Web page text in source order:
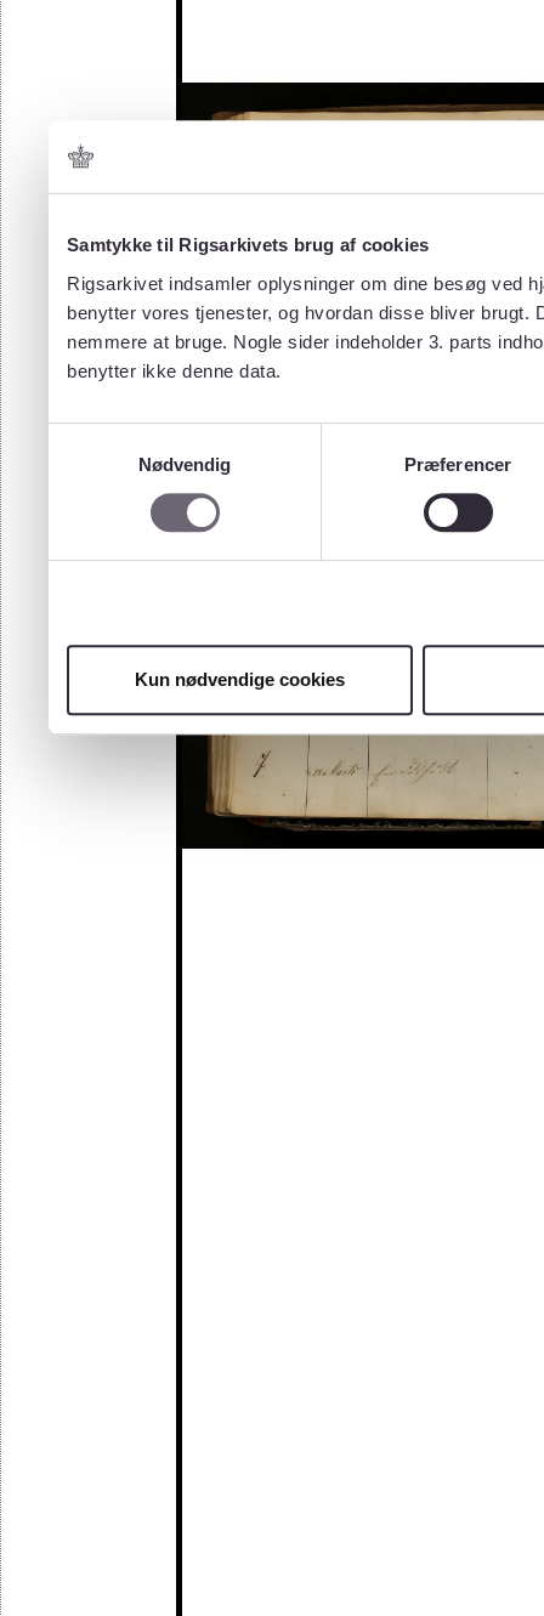
Samtykke til Rigsarkivets brug af cookies
Rigsarkivet indsamler oplysninger om dine besøg ved
benytter vores tjenester, og hvordan disse bliver
nemmere at bruge. Nogle sider indeholder 3. parts
benytter ikke denne data.
Nødvendig
Præferencer
Kun nødvendige cookies